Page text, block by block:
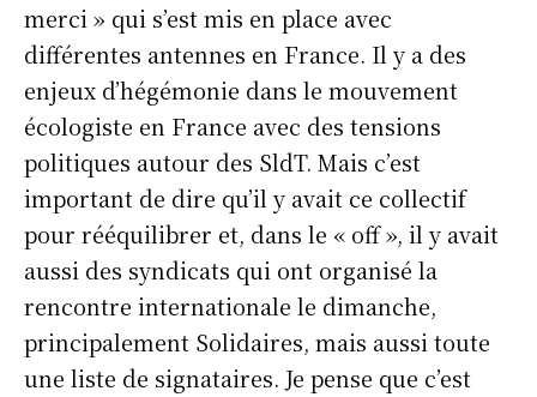
merci » qui s’est mis en place avec
différentes antennes en France. Il y a des
enjeux d’hégémonie dans le mouvement
écologiste en France avec des tensions
politiques autour des SldT. Mais c’est
important de dire qu’il y avait ce collectif
pour rééquilibrer et, dans le « off », il y avait
aussi des syndicats qui ont organisé la
rencontre internationale le dimanche,
principalement Solidaires, mais aussi toute
une liste de signataires. Je pense que c’est